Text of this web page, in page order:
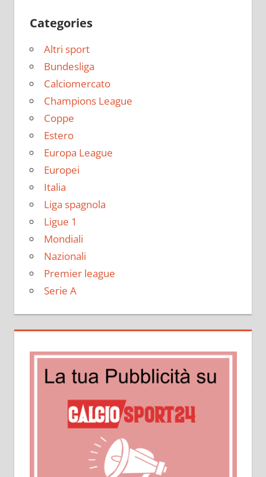
Categories
Altri sport
Bundesliga
Calciomercato
Champions League
Coppe
Estero
Europa League
Europei
Italia
Liga spagnola
Ligue 1
Mondiali
Nazionali
Premier league
Serie A